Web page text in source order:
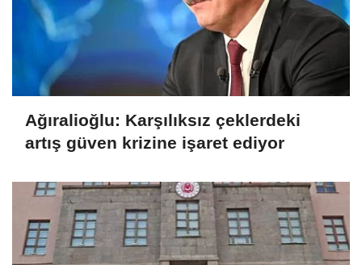
Ağıralioğlu: Karşılıksız çeklerdeki
artış güven krizine işaret ediyor